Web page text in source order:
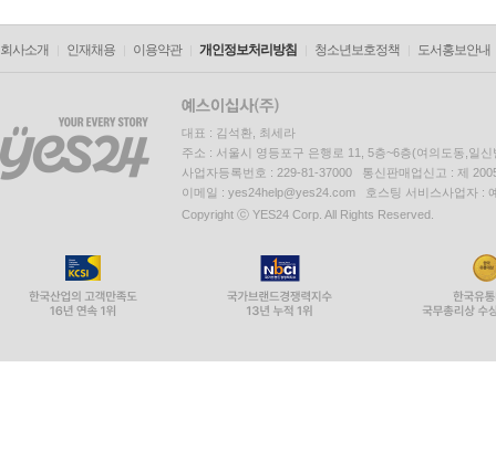
회사소개 인재채용 이용약관 개인정보처리방침 청소년보호정책 도서홍보안내
대표 : 김석환, 최세라
주소 : 서울시 영등포구 은행로 11, 5층~6층(여의도동,일신
사업자등록번호 : 229-81-37000 통신판매업신고 : 제
이메일 : yes24help@yes24.com 호스팅 서비스사업자 :
Copyright ⓒ YES24 Corp. All Rights Reserved.